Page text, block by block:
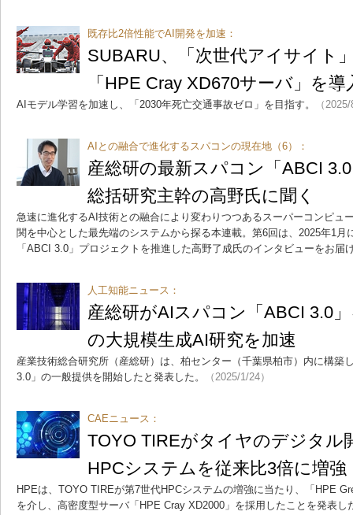
既存比2倍性能でAI開発を加速：
SUBARU、「次世代アイサイト
「HPE Cray XD670サーバ」を導
AIモデル学習を加速し、「2030年死亡交通事故ゼロ」を目指す。 （
AIとの融合で進化するスパコンの現在地（6）：
産総研の最新スパコン「ABCI
総括研究主幹の高野氏に聞く
急速に進化するAI技術との融合により変わりつつあるスーパーコンピュ
関を中心とした最先端のシステムから探る本連載。第6回は、2025年1月
「ABCI 3.0」プロジェクトを推進した高野了成氏のインタビューをお届
人工知能ニュース：
産総研がAIスパコン「ABCI 3.0
の大規模生成AI研究を加速
産業技術総合研究所（産総研）は、柏センター（千葉県柏市）内に構築
3.0」の一般提供を開始したと発表した。
（2025/1/24）
CAEニュース：
TOYO TIREがタイヤのデジタル
HPCシステムを従来比3倍に増強
HPEは、TOYO TIREが第7世代HPCシステムの増強に当たり、「HPE
を介し、高密度型サーバ「HPE Cray XD2000」を採用したことを発表し